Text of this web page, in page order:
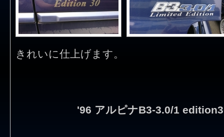
きれいに仕上げます。
'96 アルピナB3-3.0/1